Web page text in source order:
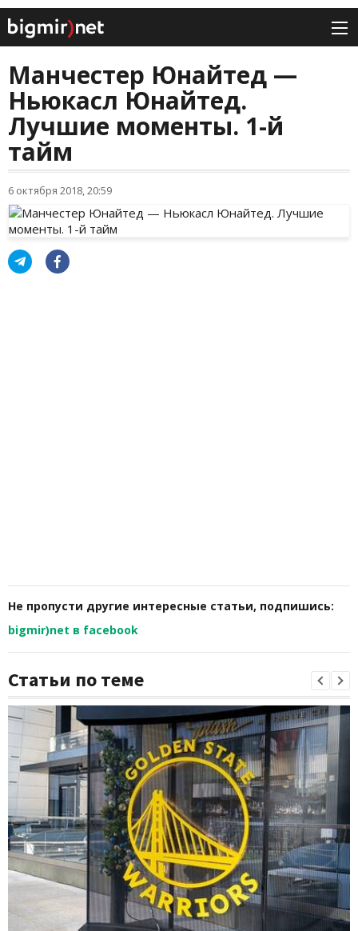
Манчестер Юнайтед —
Ньюкасл Юнайтед.
Лучшие моменты. 1-й
тайм
6 октября 2018, 20:59
Не пропусти другие интересные статьи, подпишись:
bigmir)net в facebook
Статьи по теме